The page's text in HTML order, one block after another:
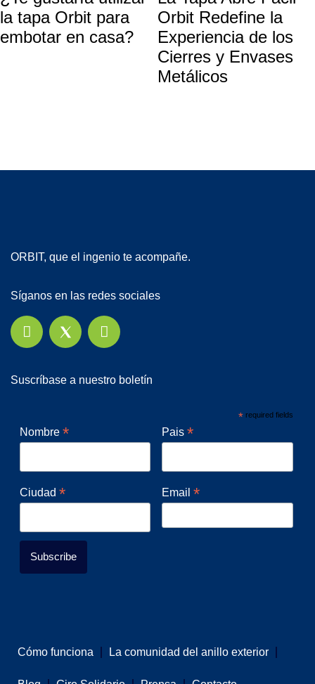
la tapa Orbit para
embotar en casa?
Orbit Redefine la
Experiencia de los
Cierres y Envases
Metálicos
ORBIT, que el ingenio te acompañe.
Síganos en las redes sociales
Suscríbase a nuestro boletín
*required fields
Nombre * Pais*
Ciudad * Email*
Cómo funciona La comunidad del anillo exterior